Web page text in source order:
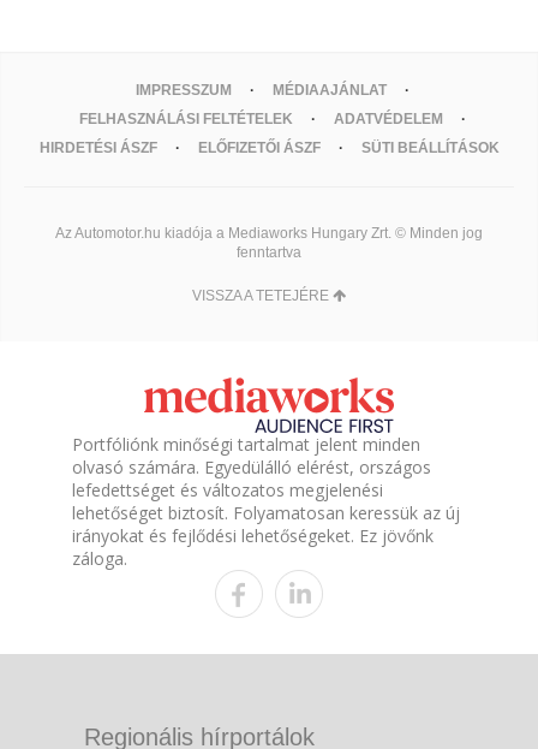
IMPRESSZUM
MÉDIAAJÁNLAT
FELHASZNÁLÁSI FELTÉTELEK
ADATVÉDELEM
HIRDETÉSI ÁSZF
ELŐFIZETŐI ÁSZF SÜTI BEÁLLÍTÁSOK
Az Automotor.hu kiadója a Mediaworks Hungary Zrt. © Minden jog
fenntartva
VISSZA A TETEJÉRE
Portfóliónk minőségi tartalmat jelent minden
olvasó számára. Egyedülálló elérést, országos
lefedettséget és változatos megjelenési
lehetőséget biztosít. Folyamatosan keressük az új
irányokat és fejlődési lehetőségeket. Ez jövőnk
záloga.
Regionális hírportálok